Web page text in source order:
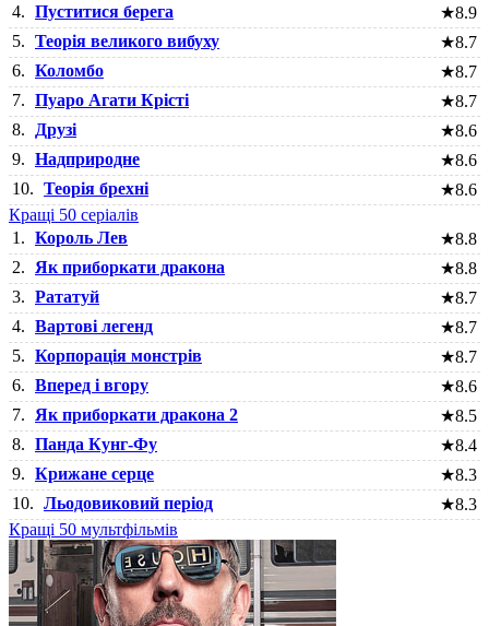
4. Пуститися берега ★8.9
5. Теорія великого вибуху ★8.7
6. Коломбо ★8.7
7. Пуаро Агати Крісті ★8.7
8.
Друзі ★8.6
9. Надприродне ★8.6
10. Теорія брехні ★8.6
Кращі 50 серіалів
1. Король Лев ★8.8
2.
Як приборкати дракона ★8.8
3. Рататуй ★8.7
4. Вартові легенд ★8.7
5. Корпорація монстрів ★8.7
6. Вперед і вгору ★8.6
7.
Як приборкати дракона 2 ★8.5
8. Панда Кунг-Фу ★8.4
9. Крижане серце ★8.3
10. Льодовиковий період ★8.3
Кращі 50 мультфільмів